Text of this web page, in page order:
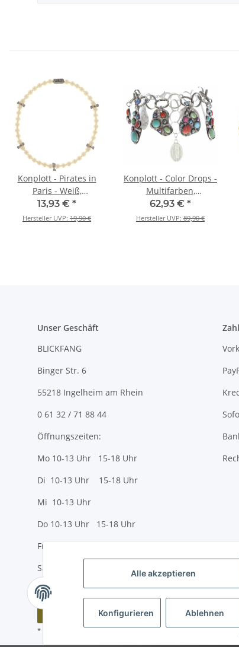
Alle akzeptieren
Konfigurieren Ablehnen
Konplott - Pirates in
Paris - Weiß,
Antiksilber, elastisches
Armband
13,93 € *
Hersteller UVP: 19,90 €
Konplott - Color Drops -
Multifarben,
Antiksilber, Armband
62,93 € *
Hersteller UVP: 89,90 €
Unser Geschäft
BLICKFANG
Binger Str. 6
55218 Ingelheim am Rhein
0 61 32 / 71 88 44
Öffnungszeiten:
Mo 10-13 Uhr 15-18 Uhr
Di 10-13 Uhr 15-18 Uhr
Mi 10-13 Uhr
Do 10-13 Uhr 15-18 Uhr
Fr 10-13 Uhr 15-18 Uhr
Sa 10-13 Uhr
Vertrag widerrufen
* Alle Preise inkl. gesetzlicher USt., zzgl.Versand